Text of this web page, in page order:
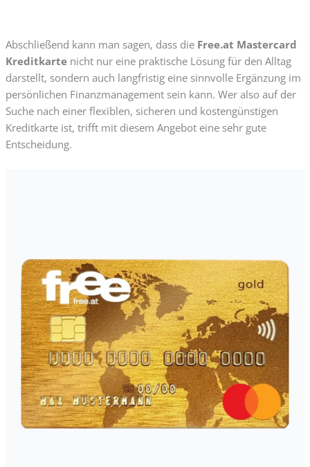
Abschließend kann man sagen, dass die Free.at Mastercard
Kreditkartenicht nur eine praktische Lösung für den Alltag
darstellt, sondern auch langfristig eine sinnvolle Ergänzung im
persönlichen Finanzmanagement sein kann. Wer also auf der
Suche nach einer flexiblen, sicheren und kostengünstigen
Kreditkarte ist, trifft mit diesem Angebot eine sehr gute
Entscheidung.